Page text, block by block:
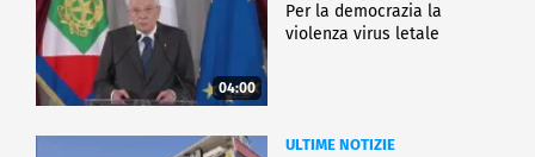
04:00
Per la democrazia la
violenza virus letale
ULTIME NOTIZIE